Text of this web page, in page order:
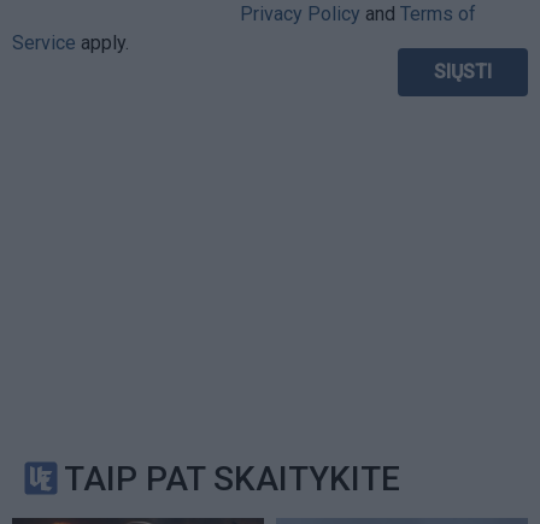
Privacy Policy and Terms of
Service apply.
TAIP PAT SKAITYKITE